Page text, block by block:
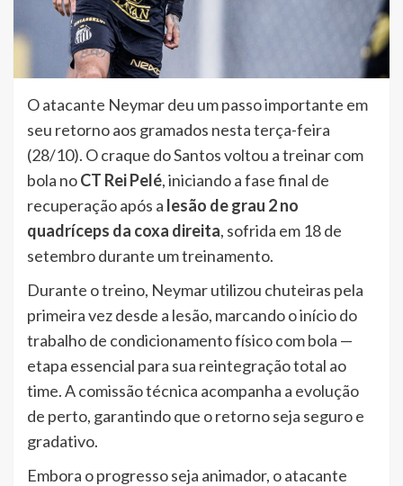
O atacante Neymar deu um passo importante em
seu retorno aos gramados nesta terça-feira
(28/10). O craque do Santos voltou a treinar com
bola noCT Rei Pelé, iniciando a fase final de
recuperação após a lesão de grau 2 no
quadríceps da coxa direita, sofrida em 18 de
setembro durante um treinamento.
Durante o treino, Neymar utilizou chuteiras pela
primeira vez desde a lesão, marcando o início do
trabalho de condicionamento físico com bola —
etapa essencial para sua reintegração total ao
time. A comissão técnica acompanha a evolução
de perto, garantindo que o retorno seja seguro e
gradativo.
Embora o progresso seja animador, o atacante